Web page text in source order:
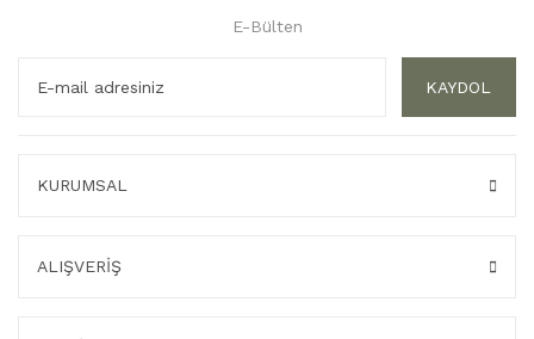
E-Bülten
KAYDOL
KURUMSAL
ALIŞVERİŞ